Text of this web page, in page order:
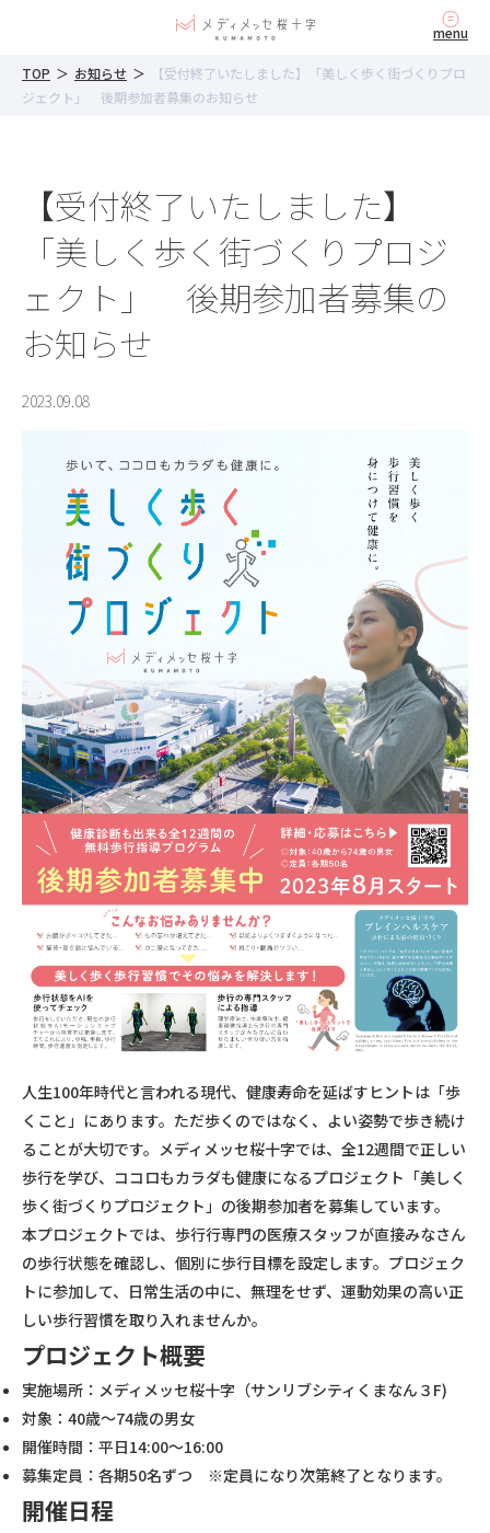
menu
TOP ＞ お知らせ ＞
【受付終了いたしました】「美しく歩く街づくりプロ
ジェクト」 後期参加者募集のお知らせ
【受付終了いたしました】
「美しく歩く街づくりプロジ
ェクト」 後期参加者募集の
お知らせ
2023.09.08
人生100年時代と言われる現代、健康寿命を延ばすヒントは「歩
くこと」にあります。ただ歩くのではなく、よい姿勢で歩き続け
ることが大切です。メディメッセ桜十字では、全12週間で正しい
歩行を学び、ココロもカラダも健康になるプロジェクト「美しく
歩く街づくりプロジェクト」の後期参加者を募集しています。
本プロジェクトでは、歩行行専門の医療スタッフが直接みなさん
の歩行状態を確認し、個別に歩行目標を設定します。プロジェク
トに参加して、日常生活の中に、無理をせず、運動効果の高い正
しい歩行習慣を取り入れませんか。
プロジェクト概要
実施場所：メディメッセ桜十字（サンリブシティくまなん３F)
対象：40歳～74歳の男女
開催時間：平日14:00～16:00
募集定員：各期50名ずつ ※定員になり次第終了となります。
開催日程